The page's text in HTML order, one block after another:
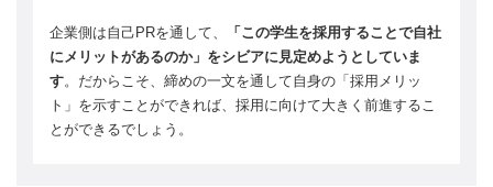
企業側は自己PRを通して、
「この学生を採用することで自社
にメリットがあるのか」をシビアに見定めようとしていま
す。だからこそ、締めの一文を通して自身の「採用メリッ
ト」を示すことができれば、採用に向けて大きく前進するこ
とができるでしょう。